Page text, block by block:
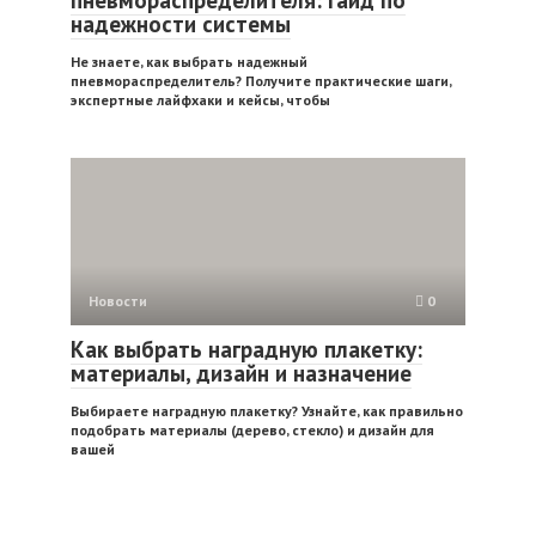
надежности системы
Не знаете, как выбрать надежный
пневмораспределитель? Получите практические шаги,
экспертные лайфхаки и кейсы, чтобы
Новости 0
Как выбрать наградную плакетку:
материалы, дизайн и назначение
Выбираете наградную плакетку? Узнайте, как правильно
подобрать материалы (дерево, стекло) и дизайн для
вашей